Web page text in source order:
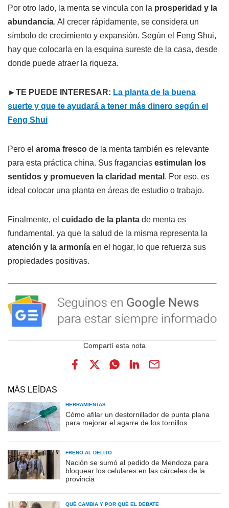
Por otro lado, la menta se vincula con la prosperidad y la
abundancia. Al crecer rápidamente, se considera un
símbolo de crecimiento y expansión. Según el Feng Shui,
hay que colocarla en la esquina sureste de la casa, desde
donde puede atraer la riqueza.
►TE PUEDE INTERESAR: La planta de la buena
suerte y que te ayudará a tener más dinero según el
Feng Shui
Pero el aroma fresco de la menta también es relevante
para esta práctica china. Sus fragancias estimulan los
sentidos y promueven la claridad mental . Por eso, es
ideal colocar una planta en áreas de estudio o trabajo.
Finalmente, el cuidado de la planta de menta es
fundamental, ya que la salud de la misma representa la
atención y la armonía en el hogar, lo que refuerza sus
propiedades positivas.
MÁS LEÍDAS
HERRAMIENTAS
Cómo afilar un destornillador de punta plana
para mejorar el agarre de los tornillos
FRENO AL DELITO
Nación se sumó al pedido de Mendoza para
bloquear los celulares en las cárceles de la
provincia
QUÉ CAMBIA Y POR QUÉ EL DEBATE